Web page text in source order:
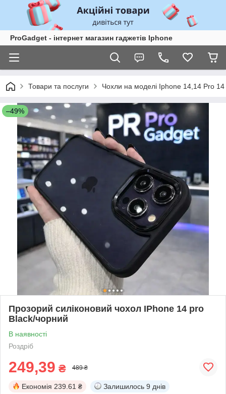
ProGadget - iнтернет магазин гаджетів Iphone
Товари та послуги Чохли на моделі Iphone 14,14 Pro
–49%
Прозорий силіконовий чохол IPhone 14 pro
Black/чорний
В наявності
Роздріб
249,39 ₴ 489 ₴
Економія 239.61 ₴ Залишилось 9 днів